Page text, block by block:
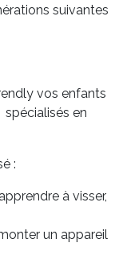
suivantes
vos enfants
spécialisés en
:
à visser,
un appareil